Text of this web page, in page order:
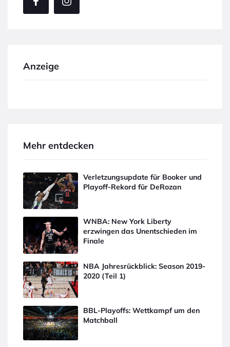
Anzeige
Mehr entdecken
Verletzungsupdate für Booker und
Playoff-Rekord für DeRozan
WNBA: New York Liberty
erzwingen das Unentschieden im
Finale
NBA Jahresrückblick: Season 2019-
2020 (Teil 1)
BBL-Playoffs: Wettkampf um den
Matchball